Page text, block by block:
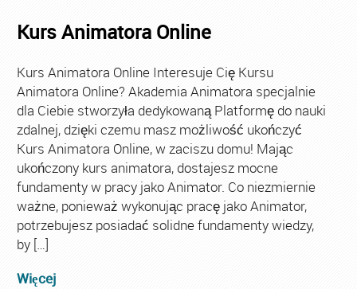
Kurs Animatora Online
Kurs Animatora Online Interesuje Cię Kursu
Animatora Online? Akademia Animatora specjalnie
dla Ciebie stworzyła dedykowaną Platformę do nauki
zdalnej, dzięki czemu masz możliwość ukończyć
Kurs Animatora Online, w zaciszu domu! Mając
ukończony kurs animatora, dostajesz mocne
fundamenty w pracy jako Animator. Co niezmiernie
ważne, ponieważ wykonując pracę jako Animator,
potrzebujesz posiadać solidne fundamenty wiedzy,
by […]
Więcej